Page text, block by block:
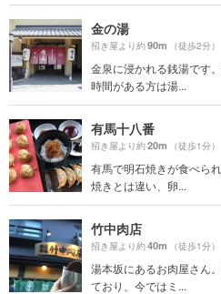
金の湯
招き屋より約90m （徒歩2分）
金泉に浸かれる銭湯です
時間がある方は湯...
有馬十八番
招き屋より約20m （徒歩1分）
有馬で明石焼きが食べら
焼きとは違い、卵...
竹中肉店
招き屋より約40m （徒歩1分）
湯本坂にあるお肉屋さん
ており、今ではミ...